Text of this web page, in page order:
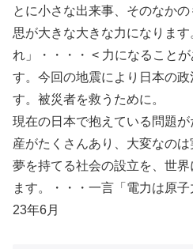
とに小さな出来事、そのなか
思が大きな大きな力になりま
れ」・・・・ < 力になること
す。今回の地震により日本の
す。被災者を救うために。
現在の日本で抱えている問題
産がたくさんあり、大変なの
夢を持てる社会の設立を、世
ます。・・・一言「電力は原
23年6月